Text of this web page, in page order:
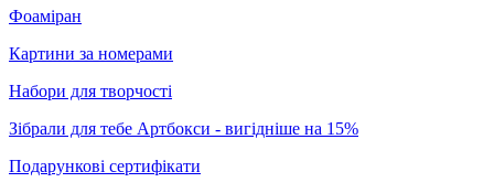
Фоаміран
Картини за номерами
Набори для творчості
Зібрали для тебе Артбокси - вигідніше на 15%
Подарункові сертифікати